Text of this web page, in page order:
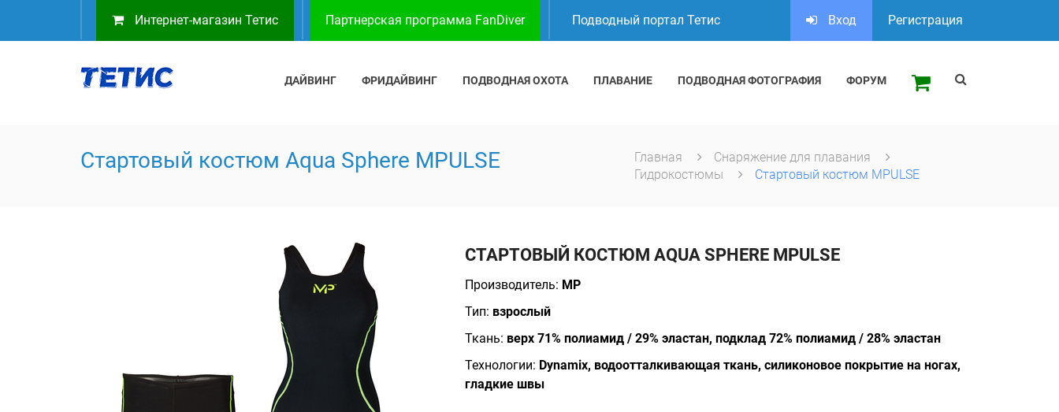
Интернет-магазин Тетис Партнерская программа FanDiver Подводный портал Тетис Вход Регистрация
ДАЙВИНГ ФРИДАЙВИНГ ПОДВОДНАЯ ОХОТА ПЛАВАНИЕ ПОДВОДНАЯ ФОТОГРАФИЯ ФОРУМ
Стартовый костюм Aqua Sphere MPULSE Главная
Снаряжение для плавания
Гидрокостюмы
Стартовый костюм MPULSE
СТАРТОВЫЙ КОСТЮМ AQUA SPHERE MPULSE
Производитель: MP
Тип: взрослый
Ткань: верх 71% полиамид / 29% эластан, подклад 72% полиамид / 28% эластан
Технологии: Dynamix, водоотталкивающая ткань, силиконовое покрытие на ногах,
гладкие швы